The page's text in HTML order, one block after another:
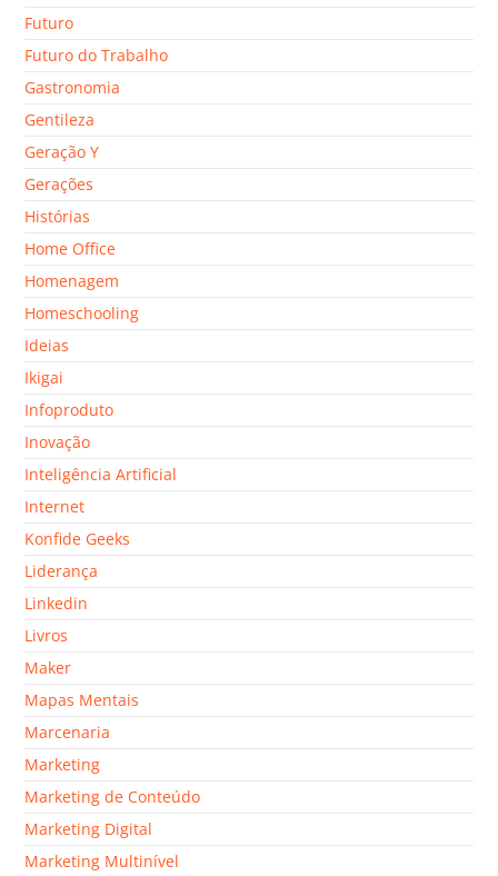
Futuro
Futuro do Trabalho
Gastronomia
Gentileza
Geração Y
Gerações
Histórias
Home Office
Homenagem
Homeschooling
Ideias
Ikigai
Infoproduto
Inovação
Inteligência Artificial
Internet
Konfide Geeks
Liderança
Linkedin
Livros
Maker
Mapas Mentais
Marcenaria
Marketing
Marketing de Conteúdo
Marketing Digital
Marketing Multinível